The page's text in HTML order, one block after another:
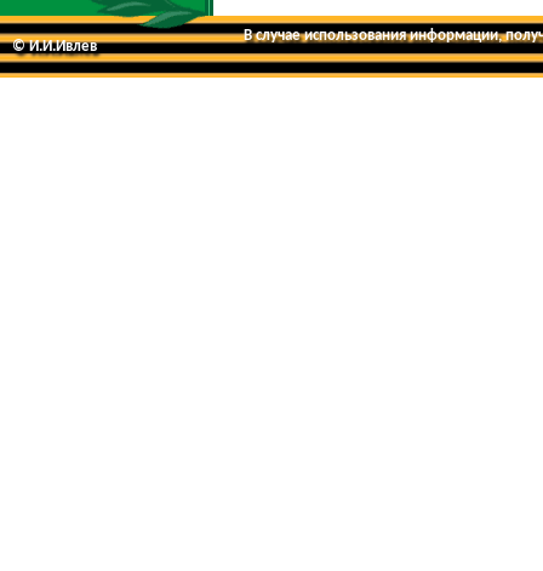
© И.И.Ивлев
В случае использования информации,